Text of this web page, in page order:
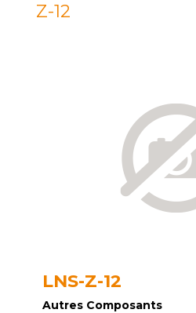
Z-12
LNS-Z-12
Autres Composants